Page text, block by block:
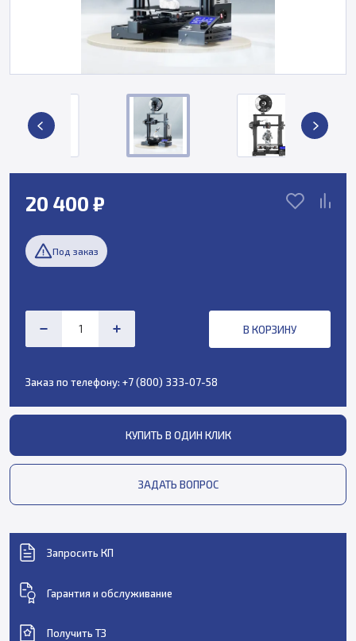
20 400 ₽
Под заказ
В КОРЗИНУ
Заказ по телефону: +7 (800) 333-07-58
КУПИТЬ В ОДИН КЛИК
ЗАДАТЬ ВОПРОС
Запросить КП
Гарантия и обслуживание
Получить ТЗ